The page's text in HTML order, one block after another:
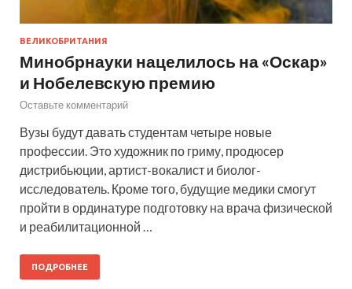
ВЕЛИКОБРИТАНИЯ
Минобрнауки нацелилось на «Оскар»
и Нобелевскую премию
Оставьте комментарий
Вузы будут давать студентам четыре новые
профессии. Это художник по гриму, продюсер
дистрибьюции, артист-вокалист и биолог-
исследователь. Кроме того, будущие медики смогут
пройти в ординатуре подготовку на врача физической
и реабилитационной …
ПОДРОБНЕЕ